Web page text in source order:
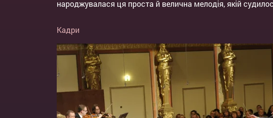
народжувалася ця проста й велична мелодія, якій
Кадри